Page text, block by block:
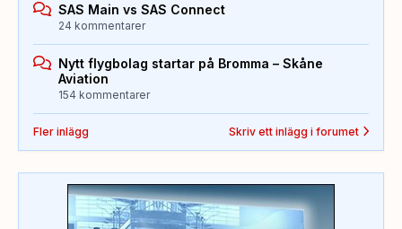
SAS Main vs SAS Connect
24 kommentarer
Nytt flygbolag startar på Bromma – Skåne
Aviation
154 kommentarer
Fler inlägg Skriv ett inlägg i forumet